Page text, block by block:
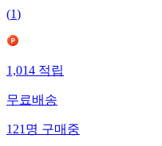
(1)
1,014 적립
무료배송
121 명 구매중